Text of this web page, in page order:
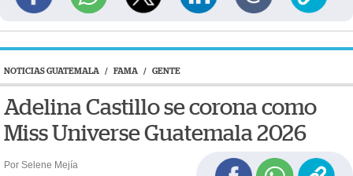
NOTICIAS GUATEMALA / FAMA / GENTE
Adelina Castillo se corona como
Miss Universe Guatemala 2026
Por Selene Mejía